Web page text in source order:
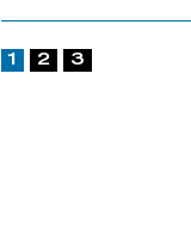
1 2 3